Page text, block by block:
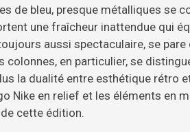
de bleu, presque métalliques se
une fraîcheur inattendue qui
aussi spectaculaire, se
en particulier, se
la dualité entre esthétique rétro
Nike en relief et les éléments en
cette édition.